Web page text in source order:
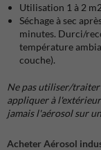
Utilisation 1 à 2
Séchage à sec
minutes. Durci/
température
couche).
Ne pas utiliser/traiter
appliquer à
jamais l'aérosol sur
Acheter Aérosol